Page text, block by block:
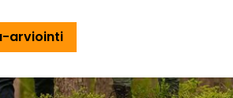
arviointi